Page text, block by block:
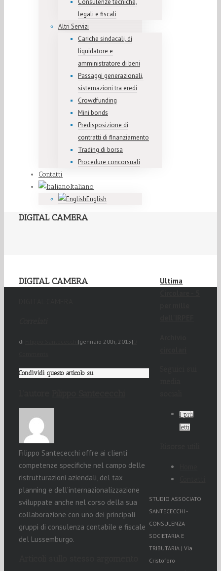
Consulenze tecniche,
legali e fiscali
Altri Servizi
Cariche sindacali, di
liquidatore e
amministratore di beni
Passaggi generazionali,
sistemazioni tra eredi
Crowdfunding
Mini bonds
Predisposizione di
contratti di finanziamento
Trading di borsa
Procedure concorsuali
Contatti
Italiano
English
DIGITAL CAMERA
DIGITAL CAMERA
di |gennaio 20th, 2015 |
Condividi questo articolo su
Filippo Santececchi offre ai clienti
competenze specifiche nel campo delle
ristrutturazioni aziendali, del tax
planning e dell’internazionalizzazione
sviluppate anche nel corso della sua
collaborazione con uno dei principali
gruppi di consulenza contabile e fiscale
del Lussemburgo.
Ultima
I più
letti
STUDIO ASSOCIATO
SANTECECCHI -
CONSULENZA
SOCIETARIA E
TRIBUTARIA | Via
Cristoforo